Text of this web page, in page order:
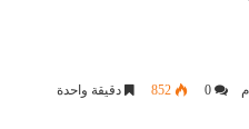
0
852 دقيقة واحدة